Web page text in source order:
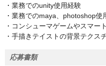
・業務でのunity使用経験
・業務でのmaya、photoshop使
・コンシューマゲームやスマー
・手描きテイストの背景テクス
応募書類